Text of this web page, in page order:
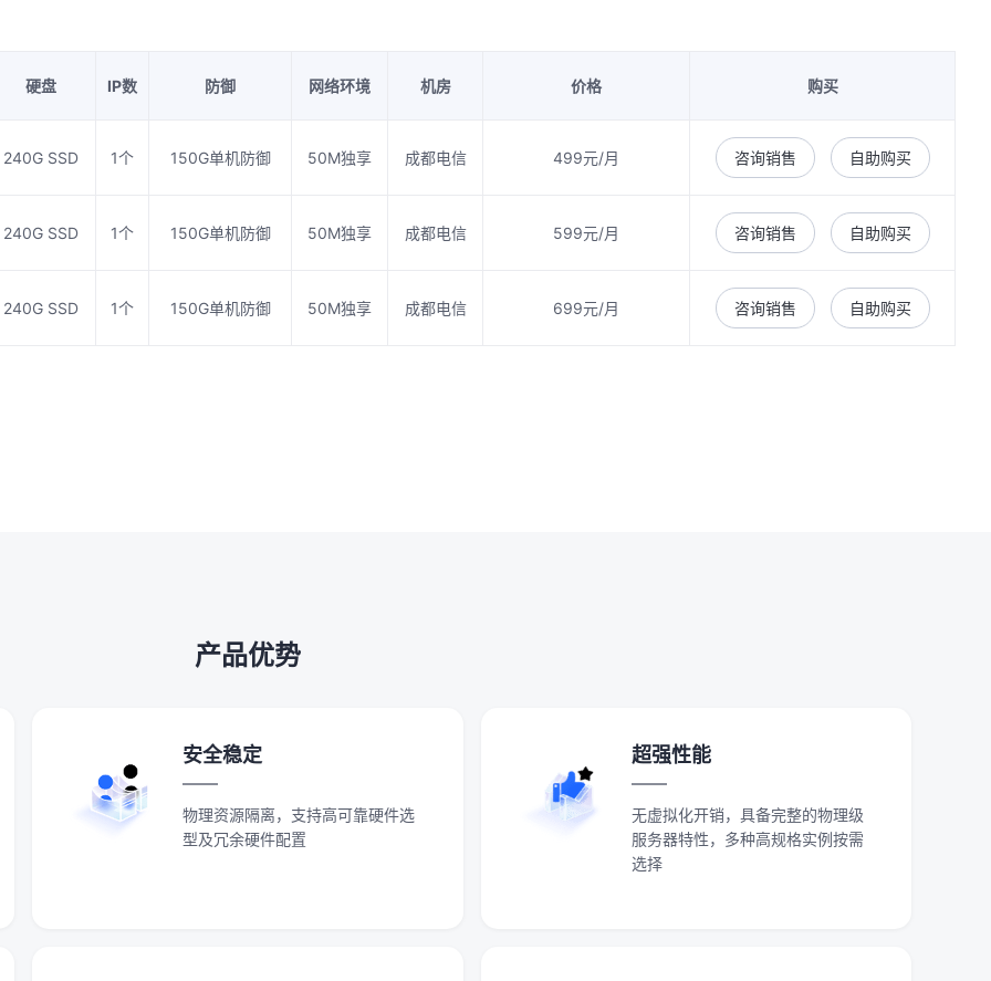
硬盘 IP数 防御 网络环境 机房 价格 购买
240G SSD 1个 150G单机防御 50M独享 成都电信 499元/月 咨询销售 自助购买
240G SSD 1个 150G单机防御 50M独享 成都电信 599元/月 咨询销售 自助购买
240G SSD 1个 150G单机防御 50M独享 成都电信 699元/月 咨询销售 自助购买
产品优势
安全稳定
物理资源隔离，支持高可靠硬件选
型及冗余硬件配置
超强性能
无虚拟化开销，具备完整的物理级
服务器特性，多种高规格实例按需
选择